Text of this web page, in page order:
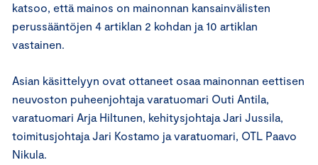
katsoo, että mainos on mainonnan kansainvälisten
perussääntöjen 4 artiklan 2 kohdan ja 10 artiklan
vastainen.
Asian käsittelyyn ovat ottaneet osaa mainonnan eettisen
neuvoston puheenjohtaja varatuomari Outi Antila,
varatuomari Arja Hiltunen, kehitysjohtaja Jari Jussila,
toimitusjohtaja Jari Kostamo ja varatuomari, OTL Paavo
Nikula.